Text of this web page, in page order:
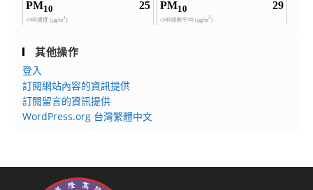
其他操作
登入
訂閱網站內容的資訊提供
訂閱留言的資訊提供
WordPress.org 台灣繁體中文